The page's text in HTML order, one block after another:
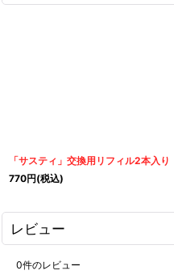
「サスティ」交換用リフィル2本入り
770円(税込)
レビュー
0件のレビュー